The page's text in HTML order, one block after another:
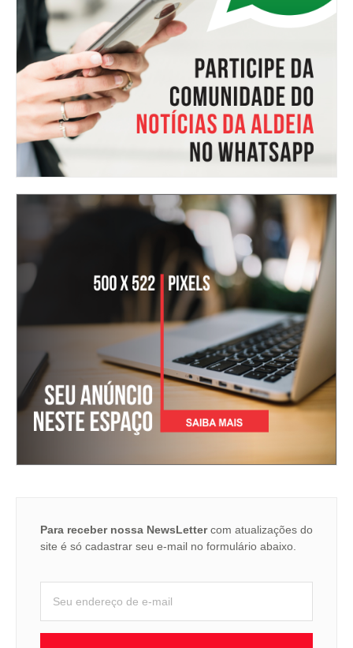
Para receber nossa NewsLettercom atualizações do
site é só cadastrar seu e-mail no formulário abaixo.